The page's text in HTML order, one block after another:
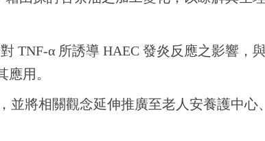
TNF-α 所誘導 HAEC 發炎反應之影響，
用。
並將相關觀念延伸推廣至老人安養護中心